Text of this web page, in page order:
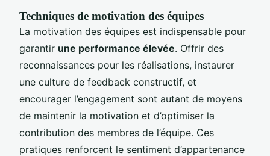
Techniques de motivation des équipes
La motivation des équipes est indispensable pour
garantir une performance élevée. Offrir des
reconnaissances pour les réalisations, instaurer
une culture de feedback constructif, et
encourager l’engagement sont autant de moyens
de maintenir la motivation et d’optimiser la
contribution des membres de l’équipe. Ces
pratiques renforcent le sentiment d’appartenance